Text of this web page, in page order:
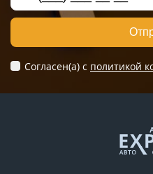
Согласен(а) c политикой